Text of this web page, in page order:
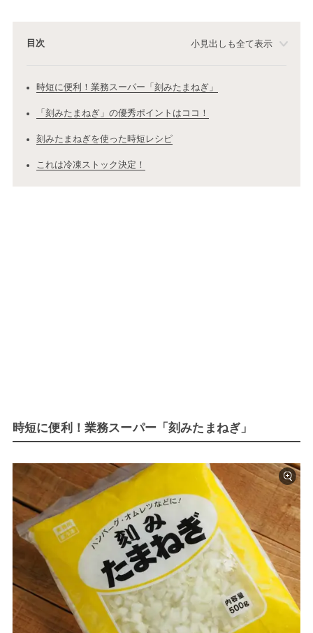
目次 小見出しも全て表示
時短に便利！業務スーパー「刻みたまねぎ」
「刻みたまねぎ」の優秀ポイントはココ！
刻みたまねぎを使った時短レシピ
これは冷凍ストック決定！
時短に便利！業務スーパー「刻みたまねぎ」